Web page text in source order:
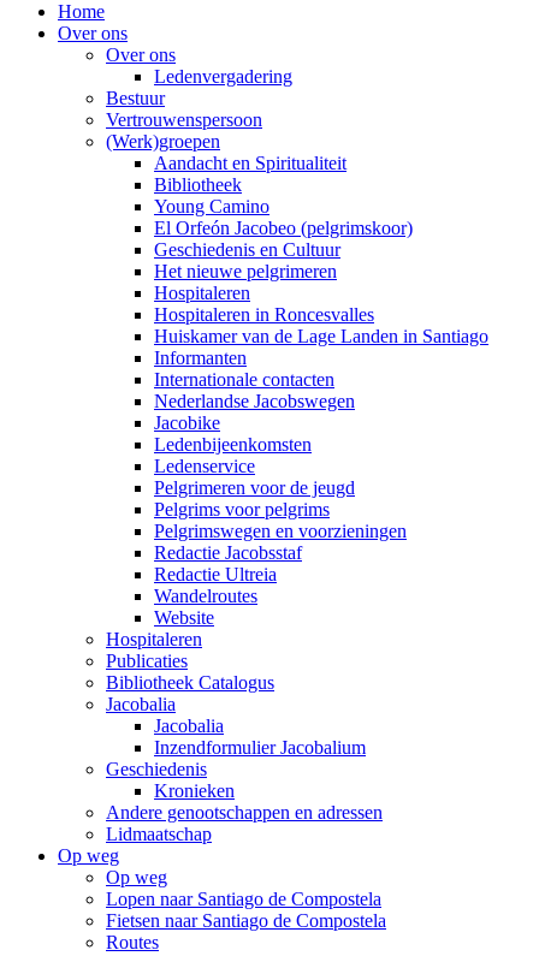
Home
Over ons
Over ons
Ledenvergadering
Bestuur
Vertrouwenspersoon
(Werk)groepen
Aandacht en Spiritualiteit
Bibliotheek
Young Camino
El Orfeón Jacobeo (pelgrimskoor)
Geschiedenis en Cultuur
Het nieuwe pelgrimeren
Hospitaleren
Hospitaleren in Roncesvalles
Huiskamer van de Lage Landen in Santiago
Informanten
Internationale contacten
Nederlandse Jacobswegen
Jacobike
Ledenbijeenkomsten
Ledenservice
Pelgrimeren voor de jeugd
Pelgrims voor pelgrims
Pelgrimswegen en voorzieningen
Redactie Jacobsstaf
Redactie Ultreia
Wandelroutes
Website
Hospitaleren
Publicaties
Bibliotheek Catalogus
Jacobalia
Jacobalia
Inzendformulier Jacobalium
Geschiedenis
Kronieken
Andere genootschappen en adressen
Lidmaatschap
Op weg
Op weg
Lopen naar Santiago de Compostela
Fietsen naar Santiago de Compostela
Routes